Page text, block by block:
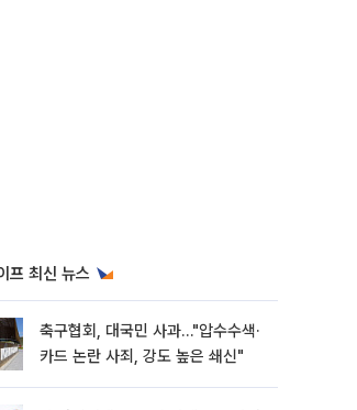
프 최신 뉴스
축구협회, 대국민 사과…"압수수색·
카드 논란 사죄, 강도 높은 쇄신"